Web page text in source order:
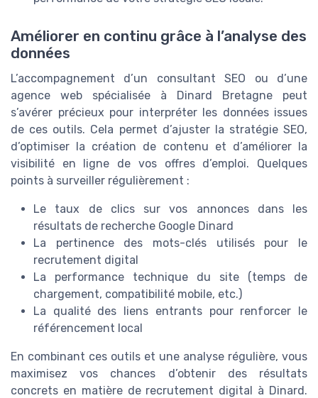
Améliorer en continu grâce à l’analyse des
données
L’accompagnement d’un consultant SEO ou d’une
agence web spécialisée à Dinard Bretagne peut
s’avérer précieux pour interpréter les données issues
de ces outils. Cela permet d’ajuster la stratégie SEO,
d’optimiser la création de contenu et d’améliorer la
visibilité en ligne de vos offres d’emploi. Quelques
points à surveiller régulièrement :
Le taux de clics sur vos annonces dans les
résultats de recherche Google Dinard
La pertinence des mots-clés utilisés pour le
recrutement digital
La performance technique du site (temps de
chargement, compatibilité mobile, etc.)
La qualité des liens entrants pour renforcer le
référencement local
En combinant ces outils et une analyse régulière, vous
maximisez vos chances d’obtenir des résultats
concrets en matière de recrutement digital à Dinard.